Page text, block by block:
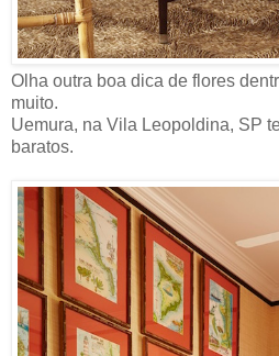
Olha outra boa dica de flores
muito.
Uemura, na Vila Leopoldina, SP
baratos.